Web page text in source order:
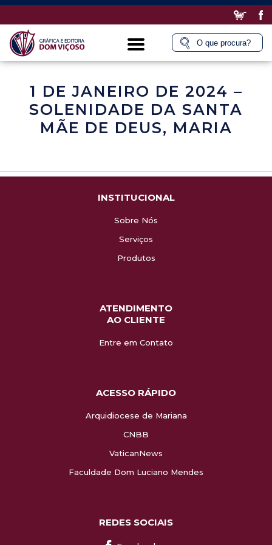
1 DE JANEIRO DE 2024 –
SOLENIDADE DA SANTA
MÃE DE DEUS, MARIA
INSTITUCIONAL
Sobre Nós
Serviços
Produtos
ATENDIMENTO
AO CLIENTE
Entre em Contato
ACESSO RÁPIDO
Arquidiocese de Mariana
CNBB
VaticanNews
Faculdade Dom Luciano Mendes
REDES SOCIAIS